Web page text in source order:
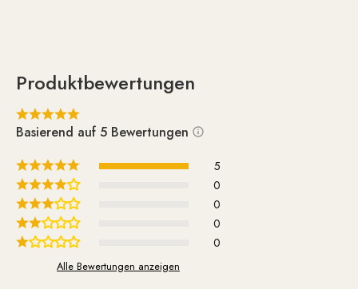
Produktbewertungen
Basierend auf 5 Bewertungen
5
0
0
0
0
Alle Bewertungen anzeigen